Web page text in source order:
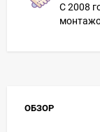
С 2008
ОБЗОР